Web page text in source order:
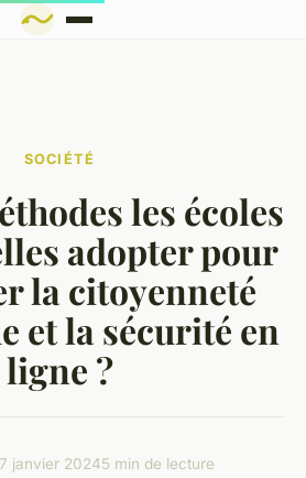
SOCIÉTÉ
les écoles
adopter pour
la citoyenneté
et la sécurité en
ligne ?
janvier 20245 min de lecture